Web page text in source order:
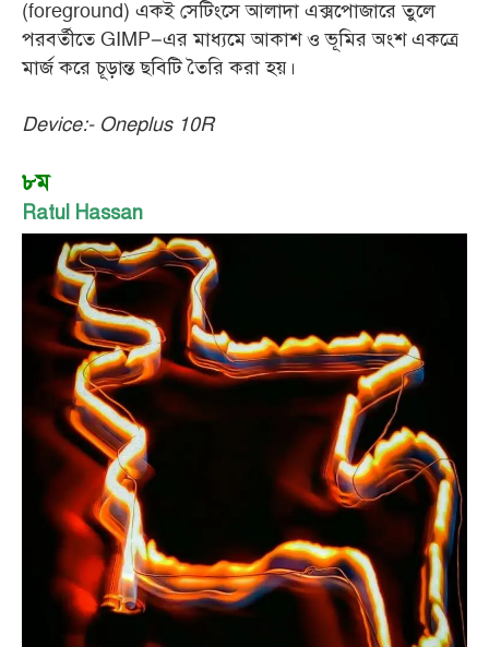
(foreground) একই সেটিংসে আলাদা এক্সপোজারে তুলে
পরবর্তীতে GIMP–এর মাধ্যমে আকাশ ও ভূমির অংশ একত্রে
মার্জ করে চূড়ান্ত ছবিটি তৈরি করা হয়।
Device:- Oneplus 10R
৮ম
Ratul Hassan